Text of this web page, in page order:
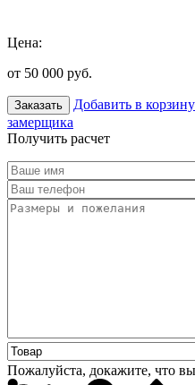
Цена:
от 50 000 руб.
Заказать Добавить в корзину
замерщика
Получить расчет
Пожалуйста, докажите, что